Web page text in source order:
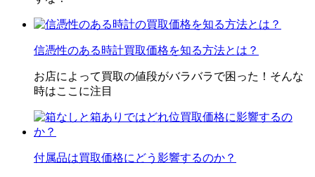
信憑性のある時計買取価格を知る方法とは？
お店によって買取の値段がバラバラで困った！そんな
時はここに注目
付属品は買取価格にどう影響するのか？